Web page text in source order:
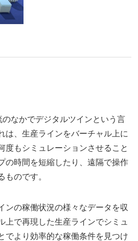
のなかでデジタルツインという言
は、生産ラインをバーチャル上に
度もシミュレーションさせること
の時間を短縮したり、遠隔で操作
ものです。
ンの稼働状況の様々なデータを収
上で再現した生産ラインでシミュ
でより効率的な稼働条件を見つけ